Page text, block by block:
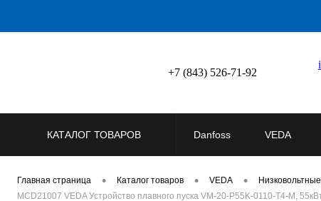
+7 (843) 526-71-92
КАТАЛОГ ТОВАРОВ Danfoss VEDA
Главная страница • Каталог товаров • VEDA •
MCD21007 VEDA Устройство плавного пуска VM-20-P55K-0110-T4-M,